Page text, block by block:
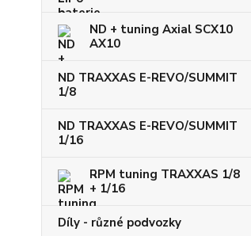
ND + tuning Axial SCX10
AX10
ND TRAXXAS E-REVO/SUMMIT
1/8
ND TRAXXAS E-REVO/SUMMIT
1/16
RPM tuning TRAXXAS 1/8
+ 1/16
Díly - různé podvozky